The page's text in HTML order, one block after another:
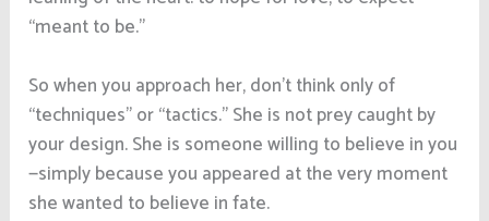
“meant to be.”
So when you approach her, don’t think only of
“techniques” or “tactics.” She is not prey caught by
your design. She is someone willing to believe in you
—simply because you appeared at the very moment
she wanted to believe in fate.